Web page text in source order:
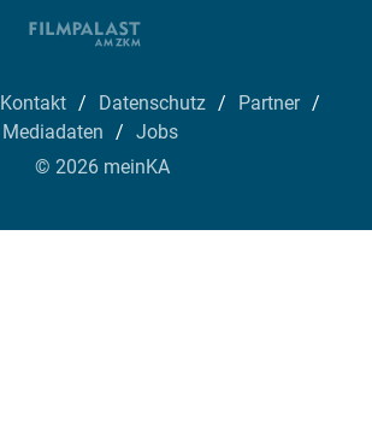
Kontakt Datenschutz
Partner
Mediadaten
Jobs
© 2026 meinKA